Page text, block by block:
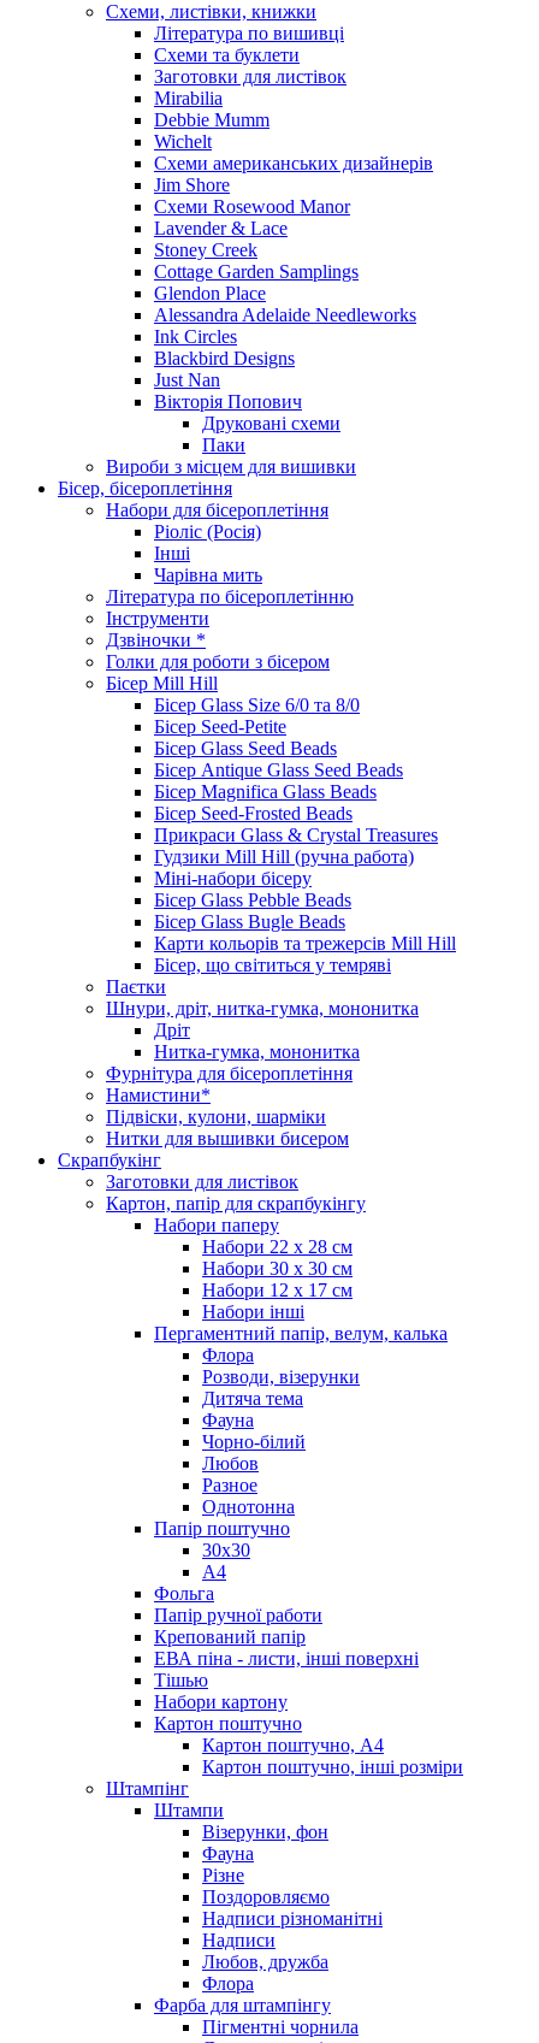
Схеми, листівки, книжки
Література по вишивці
Схеми та буклети
Заготовки для листівок
Mirabilia
Debbie Mumm
Wichelt
Схеми американських дизайнерів
Jim Shore
Cхеми Rosewood Manor
Lavender & Lace
Stoney Creek
Cottage Garden Samplings
Glendon Place
Alessandra Adelaide Needleworks
Ink Circles
Blackbird Designs
Just Nan
Вікторія Попович
Друковані схеми
Паки
Вироби з місцем для вишивки
Бісер, бісероплетіння
Набори для бісероплетіння
Ріоліс (Росія)
Інші
Чарівна мить
Література по бісероплетінню
Інструменти
Дзвіночки *
Голки для роботи з бісером
Бісер Mill Hill
Бісер Glass Size 6/0 та 8/0
Бісер Seed-Petite
Бісер Glass Seed Beads
Бісер Antique Glass Seed Beads
Бісер Magnifica Glass Beads
Бісер Seed-Frosted Beads
Прикраси Glass & Crystal Treasures
Гудзики Mill Hill (ручна работа)
Міні-набори бісеру
Бісер Glass Pebble Beads
Бісер Glass Bugle Beads
Карти кольорів та трежерсів Mill Hill
Бісер, що світиться у темряві
Паєтки
Шнури, дріт, нитка-гумка, мононитка
Дріт
Нитка-гумка, мононитка
Фурнітура для бісероплетіння
Намистини*
Підвіски, кулони, шарміки
Нитки для вышивки бисером
Скрапбукінг
Заготовки для листівок
Картон, папір для скрапбукінгу
Набори паперу
Набори 22 х 28 см
Набори 30 х 30 см
Набори 12 х 17 см
Набори інші
Пергаментний папір, велум, калька
Флора
Розводи, візерунки
Дитяча тема
Фауна
Чорно-білий
Любов
Разное
Однотонна
Папір поштучно
30х30
А4
Фольга
Папір ручної работи
Крепований папір
ЕВА піна - листи, інші поверхні
Тішью
Набори картону
Картон поштучно
Картон поштучно, А4
Картон поштучно, інші розміри
Штампінг
Штампи
Візерунки, фон
Фауна
Різне
Поздоровляємо
Надписи різноманітні
Надписи
Любов, дружба
Флора
Фарба для штампінгу
Пігментні чорнила